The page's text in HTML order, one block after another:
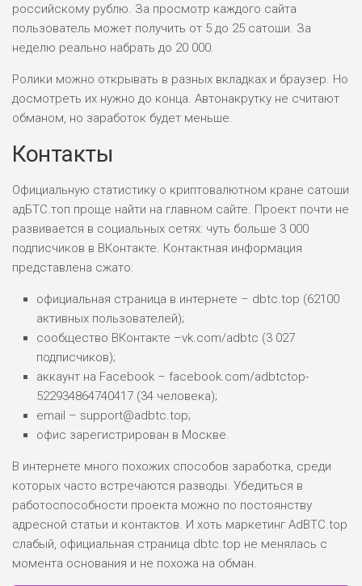
ЛЮБИТЕЛЯ
М СТАВОК
ДОХОД: ВЫСОКИЙ
БЮДЖЕТ: НИЗКИЙ
ОБЗОР
РИСКИ: НИЗКИЕ
ДОХОД: НИЗКИЙ
БЮДЖЕТ: НИЗКИЙ
ОБЗОР
РИСКИ: НИЗКИЕ
ДОХОД: СРЕДНИЙ
БЮДЖЕТ: НИЗКИЙ
российскому рублю. За просмотр каждого сайта
пользователь может получить от 5 до 25 сатоши. За
неделю реально набрать до 20 000.
Ролики можно открывать в разных вкладках и браузер. Но
досмотреть их нужно до конца. Автонакрутку не считают
обманом, но заработок будет меньше.
Контакты
Официальную статистику о криптовалютном кране сатоши
адБТС.топ проще найти на главном сайте. Проект почти не
развивается в социальных сетях: чуть больше 3 000
подписчиков в ВКонтакте. Контактная информация
представлена сжато:
официальная страница в интернете – dbtc.top (62100
активных пользователей);
сообщество ВКонтакте –vk.com/adbtc (3 027
подписчиков);
аккаунт на Facebook – facebook.com/adbtctop-
522934864740417 (34 человека);
email – support@adbtc.top;
офис зарегистрирован в Москве.
В интернете много похожих способов заработка, среди
которых часто встречаются разводы. Убедиться в
работоспособности проекта можно по постоянству
адресной статьи и контактов. И хоть маркетинг AdBTC.top
слабый, официальная страница dbtc.top не менялась с
момента основания и не похожа на обман.